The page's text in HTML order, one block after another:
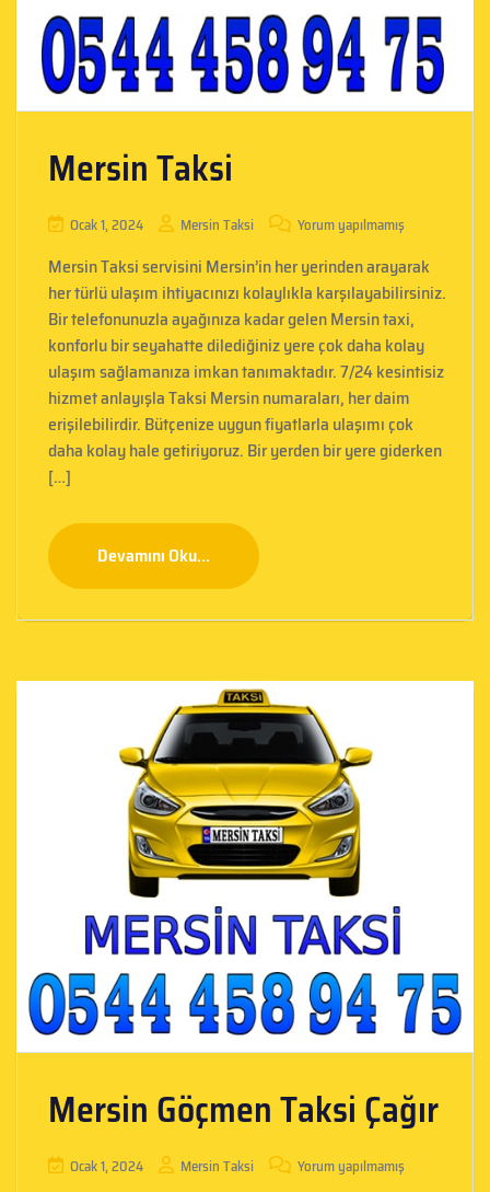
Mersin Taksi
Ocak 1, 2024 Mersin Taksi Yorum yapılmamış
Mersin Taksi servisini Mersin’in her yerinden arayarak
her türlü ulaşım ihtiyacınızı kolaylıkla karşılayabilirsiniz.
Bir telefonunuzla ayağınıza kadar gelen Mersin taxi,
konforlu bir seyahatte dilediğiniz yere çok daha kolay
ulaşım sağlamanıza imkan tanımaktadır. 7/24 kesintisiz
hizmet anlayışla Taksi Mersin numaraları, her daim
erişilebilirdir. Bütçenize uygun fiyatlarla ulaşımı çok
daha kolay hale getiriyoruz. Bir yerden bir yere giderken
[…]
Devamını Oku...
Mersin Göçmen Taksi Çağır
Ocak 1, 2024 Mersin Taksi Yorum yapılmamış